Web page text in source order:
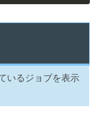
いるジョブを表示